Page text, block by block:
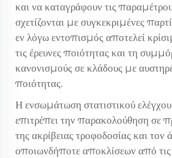
και να καταγράφουν τις
σχετίζονται με συγκεκριμένες
εν λόγω εντοπισμός αποτελεί
τις έρευνες ποιότητας και τη
κανονισμούς σε κλάδους με
ποιότητας.
Η ενσωμάτωση στατιστικού ελέγχου
επιτρέπει την παρακολούθηση σε
της ακρίβειας τροφοδοσίας και
οποιωνδήποτε αποκλίσεων από τις